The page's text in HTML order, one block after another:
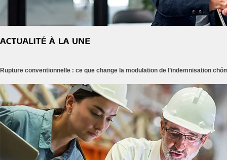
Rupture conventionnelle : ce que change la modulation de l’indemnisation